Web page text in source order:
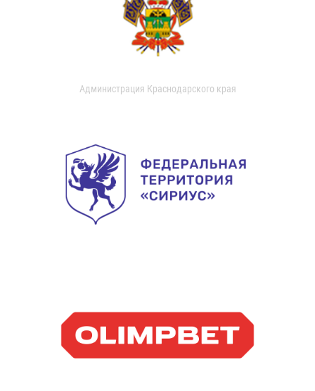
Администрация Краснодарского края